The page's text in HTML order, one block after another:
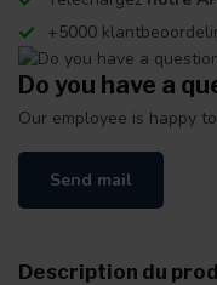
+5000
Do you have a
Our employee is happy
Send mail
Description du